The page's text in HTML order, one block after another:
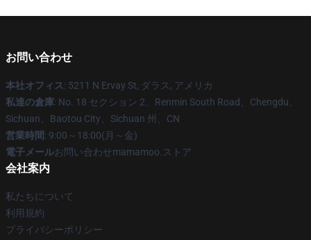
お問い合わせ
本社オフィス: 5211 N Ervay St, ダラス, アメリカ
私達の倉庫: No. 18 セクション 2、Renmin South Road、Chengdu、
Sichuan、Baotou City、Sichuan 州、CN
営業時間: 9:00～18:00(月～金)
電子メールお問い合わせmamamoo.ストア
会社案内
私たちについて
利用規約
プライバシーポリシー